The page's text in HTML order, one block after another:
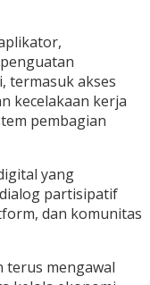
termasuk akses
kecelakaan kerja
pembagian
yang
partisipatif
dan komunitas
terus mengawal